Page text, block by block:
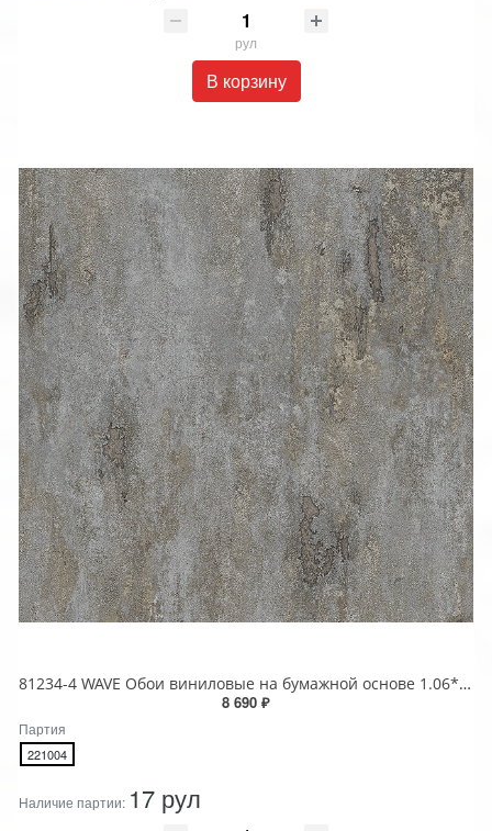
рул
В корзину
81234-4 WAVE Обои виниловые на бумажной основе 1.06*15.5
8 690 ₽
Партия
221004
Наличие партии: 17 рул